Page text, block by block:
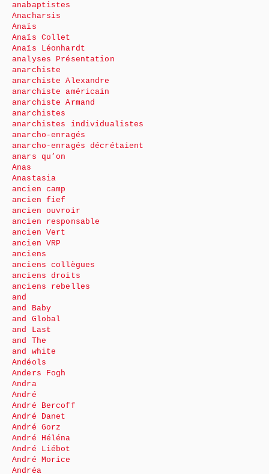
anabaptistes
Anacharsis
Anaïs
Anaïs Collet
Anaïs Léonhardt
analyses Présentation
anarchiste
anarchiste Alexandre
anarchiste américain
anarchiste Armand
anarchistes
anarchistes individualistes
anarcho-enragés
anarcho-enragés décrétaient
anars qu’on
Anas
Anastasia
ancien camp
ancien fief
ancien ouvroir
ancien responsable
ancien Vert
ancien VRP
anciens
anciens collègues
anciens droits
anciens rebelles
and
and Baby
and Global
and Last
and The
and white
Andéols
Anders Fogh
Andra
André
André Bercoff
André Danet
André Gorz
André Héléna
André Liébot
André Morice
Andréa